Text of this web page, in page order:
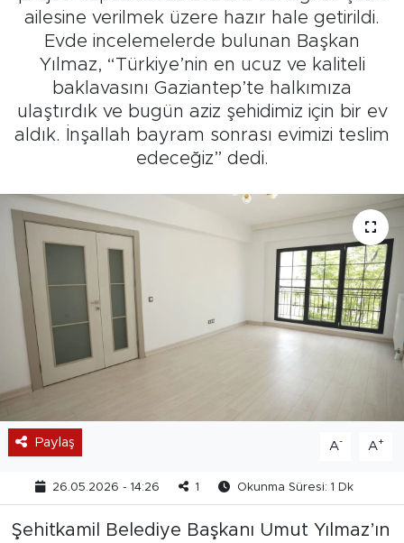
ailesine verilmek üzere hazır hale getirildi.
Evde incelemelerde bulunan Başkan
Yılmaz, “Türkiye’nin en ucuz ve kaliteli
baklavasını Gaziantep’te halkımıza
ulaştırdık ve bugün aziz şehidimiz için bir ev
aldık. İnşallah bayram sonrası evimizi teslim
edeceğiz” dedi.
Paylaş A- A+
26.05.2026 - 14:26 1 Okunma Süresi: 1 Dk
Şehitkamil Belediye Başkanı Umut Yılmaz’ın